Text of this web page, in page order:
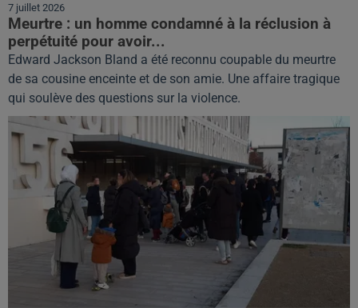
7 juillet 2026
Meurtre : un homme condamné à la réclusion à
perpétuité pour avoir...
Edward Jackson Bland a été reconnu coupable du meurtre
de sa cousine enceinte et de son amie. Une affaire tragique
qui soulève des questions sur la violence.